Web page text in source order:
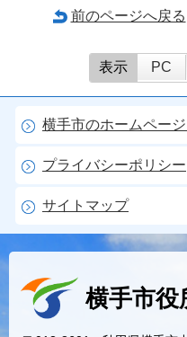
前のページへ戻る
表示 PC
横手市のホームペー
プライバシーポリシー
サイトマップ
横手市役